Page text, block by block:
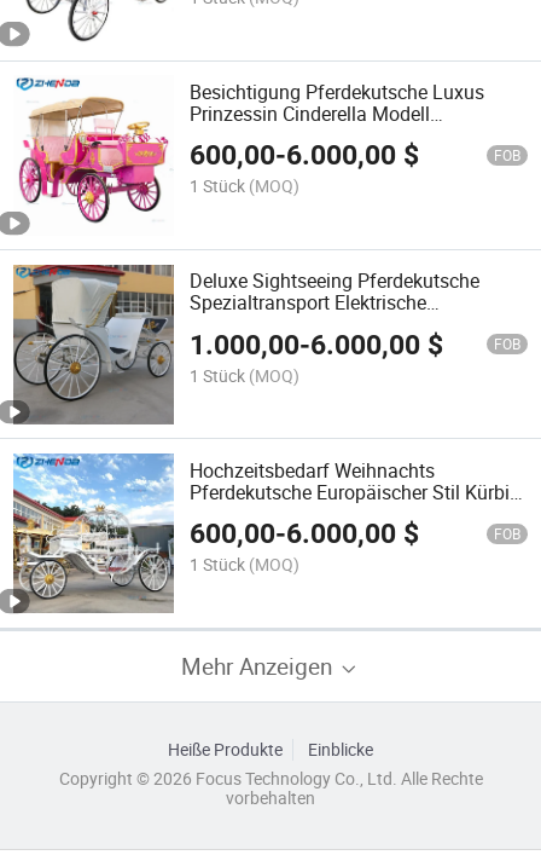
Besichtigung Pferdekutsche Luxus
Prinzessin Cinderella Modell
600,00-6.000,00 $ FOB
1 Stück (MOQ)
Deluxe Sightseeing Pferdekutsche
Spezialtransport Elektrische
1.000,00-6.000,00 $ FOB
1 Stück (MOQ)
Hochzeitsbedarf Weihnachts
Pferdekutsche Europäischer Stil Kürbis
600,00-6.000,00 $ FOB
1 Stück (MOQ)
Mehr Anzeigen
Heiße Produkte
Einblicke
Copyright © 2026 Focus Technology Co., Ltd. Alle Rechte
vorbehalten